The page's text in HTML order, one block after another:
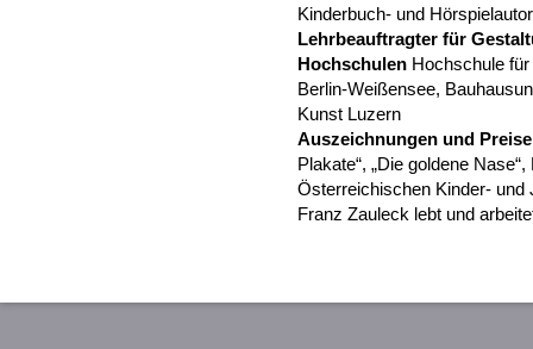
Kinderbuch- und
Lehrbeauftragter für
Hochschulen Hochschule
Berlin-Weißensee,
Kunst Luzern
Auszeichnungen und
Plakate“, „Die goldene
Österreichischen Kinder- und
Franz Zauleck lebt und